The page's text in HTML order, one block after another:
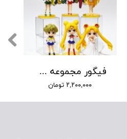
فیگور مجموعه سیلورمون
۲,۲۰۰,۰۰۰ تومان